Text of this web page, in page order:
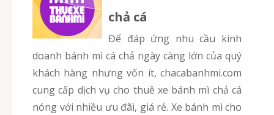
chả cá
Để đáp ứng nhu cầu kinh
doanh bánh mì cá chả ngày càng lớn của quý
khách hàng nhưng vốn ít, chacabanhmi.com
cung cấp dịch vụ cho thuê xe bánh mì chả cá
nóng với nhiều ưu đãi, giá rẻ. Xe bánh mì cho